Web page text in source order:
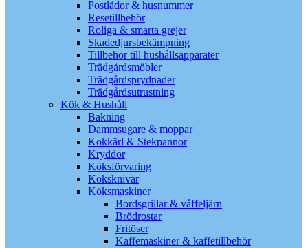
Postlådor & husnummer
Resetillbehör
Roliga & smarta grejer
Skadedjursbekämpning
Tillbehör till hushållsapparater
Trädgårdsmöbler
Trädgårdsprydnader
Trädgårdsutrustning
Kök & Hushåll
Bakning
Dammsugare & moppar
Kokkärl & Stekpannor
Kryddor
Köksförvaring
Köksknivar
Köksmaskiner
Bordsgrillar & våffeljärn
Brödrostar
Fritöser
Kaffemaskiner & kaffetillbehör